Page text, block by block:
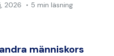
2026 5 min läsning
människors